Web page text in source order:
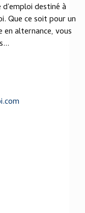
destiné à
Que ce soit pour un
en alternance, vous